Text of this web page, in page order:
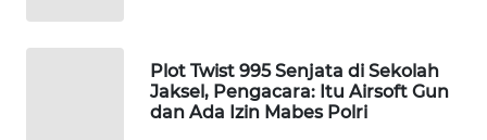
Plot Twist 995 Senjata di Sekolah
Jaksel, Pengacara: Itu Airsoft Gun
dan Ada Izin Mabes Polri
Media
Group